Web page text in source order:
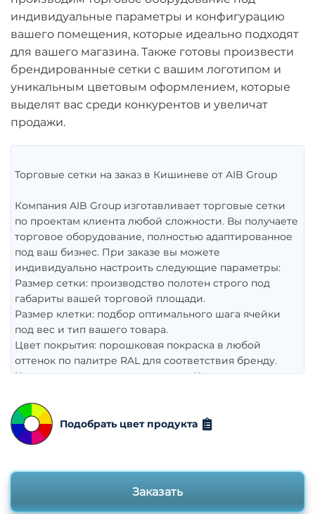
индивидуальные параметры и конфигурацию
вашего помещения, которые идеально подходят
для вашего магазина. Также готовы произвести
брендированные сетки с вашим логотипом и
уникальным цветовым оформлением, которые
выделят вас среди конкурентов и увеличат
продажи.
Торговые сетки на заказ в Кишиневе от AIB Group
Компания AIB Group изготавливает торговые сетки
по проектам клиента любой сложности. Вы получаете
торговое оборудование, полностью адаптированное
под ваш бизнес. При заказе вы можете
индивидуально настроить следующие параметры:
Размер сетки: производство полотен строго под
габариты вашей торговой площади.
Размер клетки: подбор оптимального шага ячейки
под вес и тип вашего товара.
Цвет покрытия: порошковая покраска в любой
оттенок по палитре RAL для соответствия бренду.
Купить торговую сетку на стену в Кишиневе
соблюдения технического задания и экономии
бюджета.Подобрать цвет продукта
Заказать